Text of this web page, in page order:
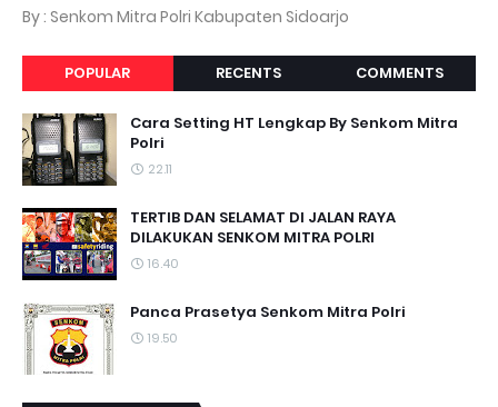
By : Senkom Mitra Polri Kabupaten Sidoarjo
POPULAR RECENTS COMMENTS
Cara Setting HT Lengkap By Senkom Mitra
Polri
22.11
TERTIB DAN SELAMAT DI JALAN RAYA
DILAKUKAN SENKOM MITRA POLRI
16.40
Panca Prasetya Senkom Mitra Polri
19.50